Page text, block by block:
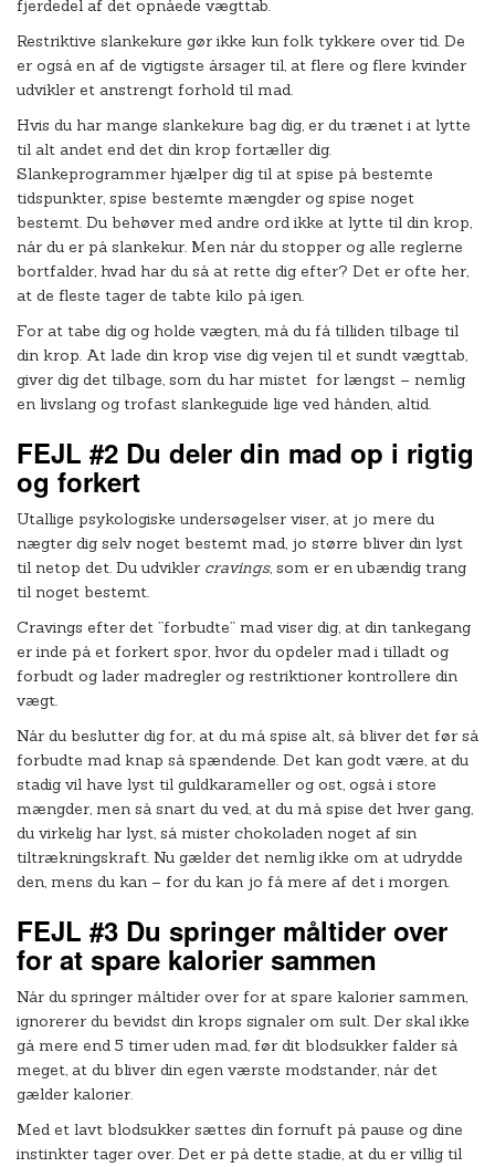
fjerdedel af det opnåede vægttab.
Restriktive slankekure gør ikke kun folk tykkere over tid. De
er også en af de vigtigste årsager til, at flere og flere kvinder
udvikler et anstrengt forhold til mad.
Hvis du har mange slankekure bag dig, er du trænet i at lytte
til alt andet end det din krop fortæller dig.
Slankeprogrammer hjælper dig til at spise på bestemte
tidspunkter, spise bestemte mængder og spise noget
bestemt. Du behøver med andre ord ikke at lytte til din krop,
når du er på slankekur. Men når du stopper og alle reglerne
bortfalder, hvad har du så at rette dig efter? Det er ofte her,
at de fleste tager de tabte kilo på igen.
For at tabe dig og holde vægten, må du få tilliden tilbage til
din krop. At lade din krop vise dig vejen til et sundt vægttab,
giver dig det tilbage, som du har mistet for længst – nemlig
en livslang og trofast slankeguide lige ved hånden, altid.
FEJL #2 Du deler din mad op i rigtig
og forkert
Utallige psykologiske undersøgelser viser, at jo mere du
nægter dig selv noget bestemt mad, jo større bliver din lyst
til netop det. Du udvikler cravings, som er en ubændig trang
til noget bestemt.
Cravings efter det ”forbudte” mad viser dig, at din tankegang
er inde på et forkert spor, hvor du opdeler mad i tilladt og
forbudt og lader madregler og restriktioner kontrollere din
vægt.
Når du beslutter dig for, at du må spise alt, så bliver det før så
forbudte mad knap så spændende. Det kan godt være, at du
stadig vil have lyst til guldkarameller og ost, også i store
mængder, men så snart du ved, at du må spise det hver gang,
du virkelig har lyst, så mister chokoladen noget af sin
tiltrækningskraft. Nu gælder det nemlig ikke om at udrydde
den, mens du kan – for du kan jo få mere af det i morgen.
FEJL #3 Du springer måltider over
for at spare kalorier sammen
Når du springer måltider over for at spare kalorier sammen,
ignorerer du bevidst din krops signaler om sult. Der skal ikke
gå mere end 5 timer uden mad, før dit blodsukker falder så
meget, at du bliver din egen værste modstander, når det
gælder kalorier.
Med et lavt blodsukker sættes din fornuft på pause og dine
instinkter tager over. Det er på dette stadie, at du er villig til